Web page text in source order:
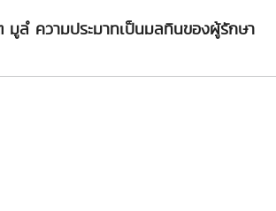
มูลํ ความประมาทเป็นมลทินของผู้รักษา